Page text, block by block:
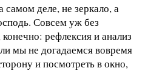
деле, не зеркало, а
Совсем уж без
рефлексия и анализ
мы не догадаемся вовремя
и посмотреть в окно,